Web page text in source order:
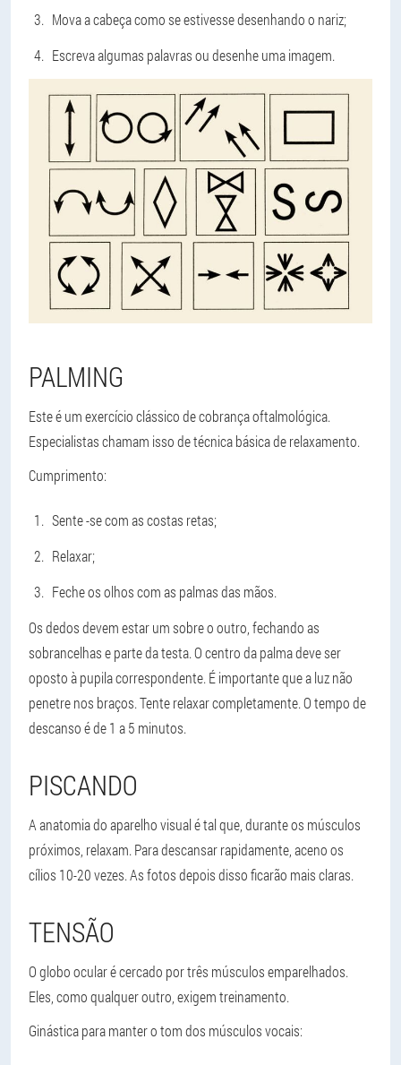
Mova a cabeça como se estivesse desenhando o nariz;
Escreva algumas palavras ou desenhe uma imagem.
PALMING
Este é um exercício clássico de cobrança oftalmológica.
Especialistas chamam isso de técnica básica de relaxamento.
Cumprimento:
Sente -se com as costas retas;
Relaxar;
Feche os olhos com as palmas das mãos.
Os dedos devem estar um sobre o outro, fechando as
sobrancelhas e parte da testa. O centro da palma deve ser
oposto à pupila correspondente. É importante que a luz não
penetre nos braços. Tente relaxar completamente. O tempo de
descanso é de 1 a 5 minutos.
PISCANDO
A anatomia do aparelho visual é tal que, durante os músculos
próximos, relaxam. Para descansar rapidamente, aceno os
cílios 10-20 vezes. As fotos depois disso ficarão mais claras.
TENSÃO
O globo ocular é cercado por três músculos emparelhados.
Eles, como qualquer outro, exigem treinamento.
Ginástica para manter o tom dos músculos vocais: